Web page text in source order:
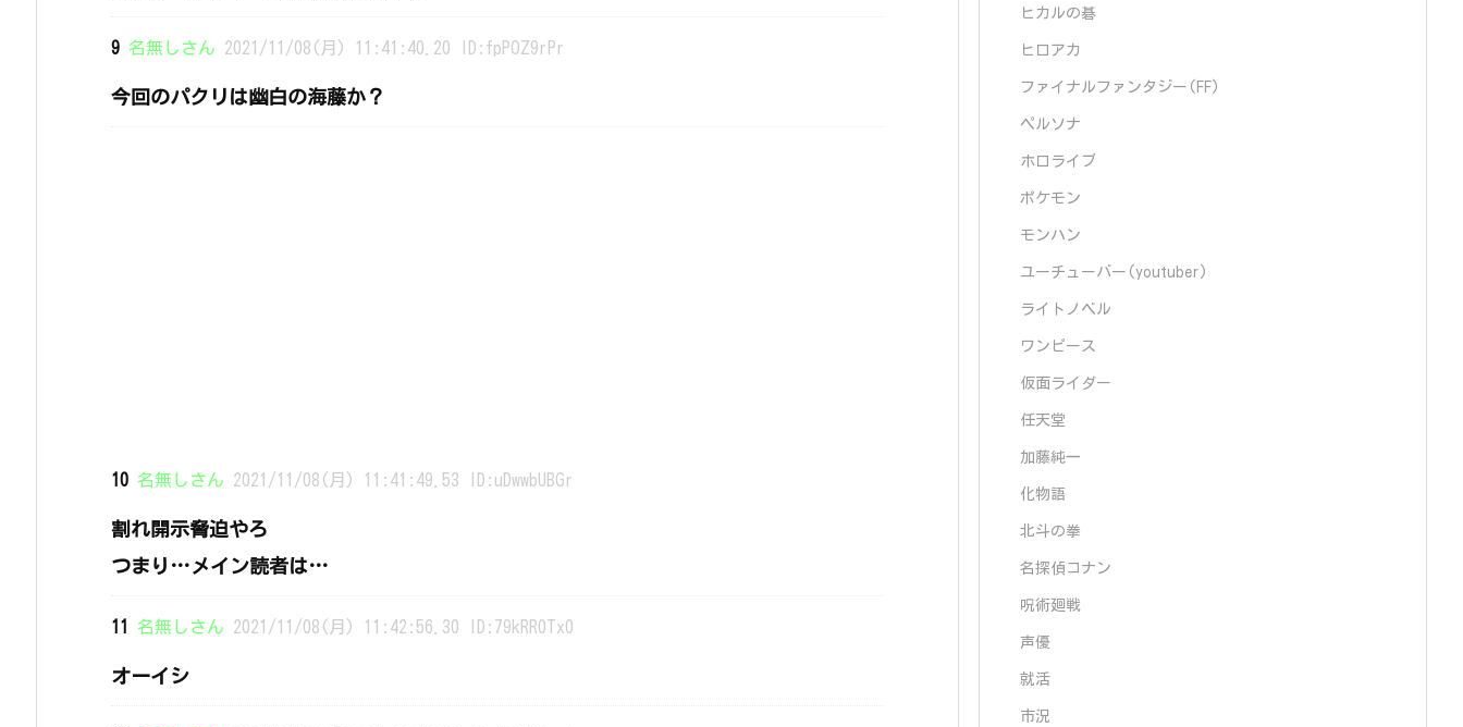
9 名無しさん 2021/11/08(月) 11:41:40.20 ID:fpPOZ9rPr
今回のパクリは幽白の海藤か？
10 名無しさん 2021/11/08(月) 11:41:49.53 ID:uDwwbUBGr
割れ開示脅迫やろ
つまり…メイン読者は…
11 名無しさん 2021/11/08(月) 11:42:56.30 ID:79kRR0Tx0
オーイシ
ヒカルの碁
ヒロアカ
ファイナルファンタジー(FF)
ペルソナ
ホロライブ
ポケモン
モンハン
ユーチューバー(youtuber)
ライトノベル
ワンピース
仮面ライダー
任天堂
加藤純一
化物語
北斗の拳
名探偵コナン
呪術廻戦
声優
就活
市況